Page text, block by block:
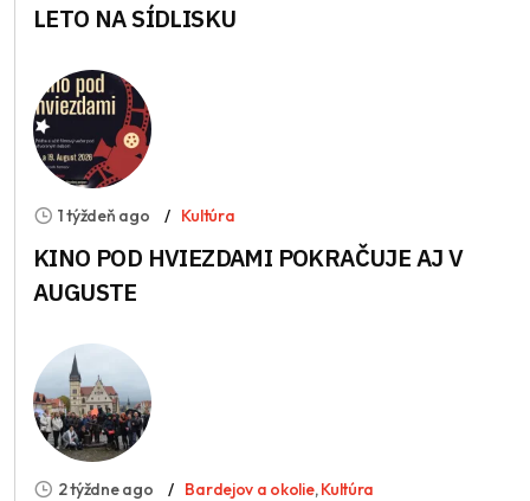
LETO NA SÍDLISKU
1 týždeň ago Kultúra
KINO POD HVIEZDAMI POKRAČUJE AJ V
AUGUSTE
2 týždne ago Bardejov a okolie,Kultúra